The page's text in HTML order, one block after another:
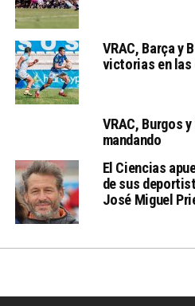
VRAC, Barça y
victorias en las
VRAC, Burgos
mandando
El Ciencias
de sus
José Miguel